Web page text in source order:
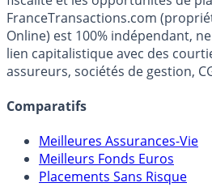
FranceTransactions.com
Online) est 100% indépendant,
lien capitalistique avec des
assureurs, sociétés de gestion,
Comparatifs
Meilleures Assurances-Vie
Meilleurs Fonds Euros
Placements Sans Risque